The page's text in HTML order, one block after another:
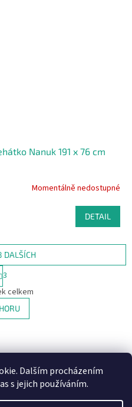
Dalším procházením
s jejich používáním.
Nanuk 191 x 76 cm
Momentálně nedostupné
DETAIL
l
DALŠÍCH
n
3
celkem